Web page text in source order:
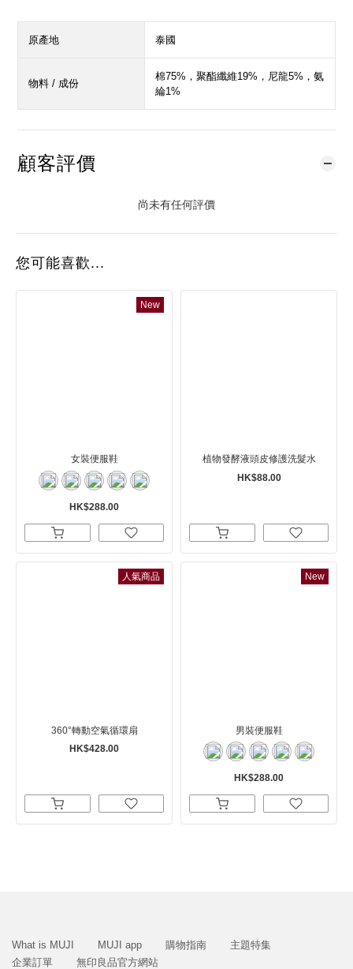
原產地 泰國
物料 / 成份
棉75%，聚酯纖維19%，尼龍5%，氨
綸1%
顧客評價
尚未有任何評價
您可能喜歡...
New
女裝便服鞋
HK$288.00
植物發酵液頭皮修護洗髮水
HK$88.00
人氣商品
360°轉動空氣循環扇
HK$428.00
New
男裝便服鞋
HK$288.00
What is MUJI MUJI app 購物指南
主題特集
企業訂單
無印良品官方網站